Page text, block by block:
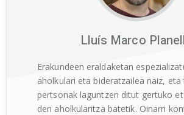
Lluís Marco
Erakundeen eraldaketan
aholkulari eta bideratzailea naiz, eta
pertsonak laguntzen ditut gertuko
den aholkularitza batetik. Oinarri